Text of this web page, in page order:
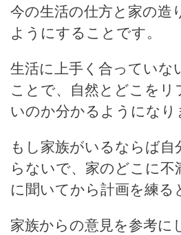
今の生活の仕方と家の造
ようにすることです。
生活に上手く合っていな
ことで、自然とどこを
いのか分かるようになり
もし家族がいるならば自
らないで、家のどこに
に聞いてから計画を練る
家族からの意見を参考に